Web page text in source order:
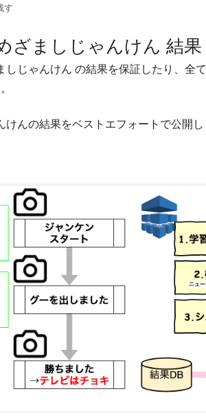
月15日）フジテレビ： めざましじゃんけん 結果
す
ましじゃんけん 結果
しじゃんけん の結果を保証したり、全
んの結果をベストエフォートで公開し